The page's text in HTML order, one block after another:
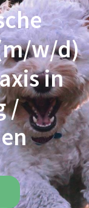
w/d)
in
/